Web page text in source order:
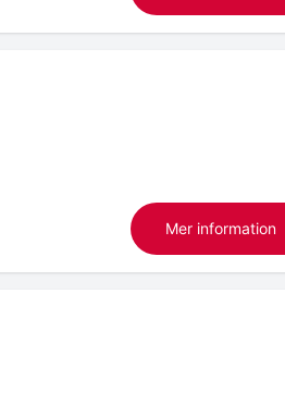
Mer information